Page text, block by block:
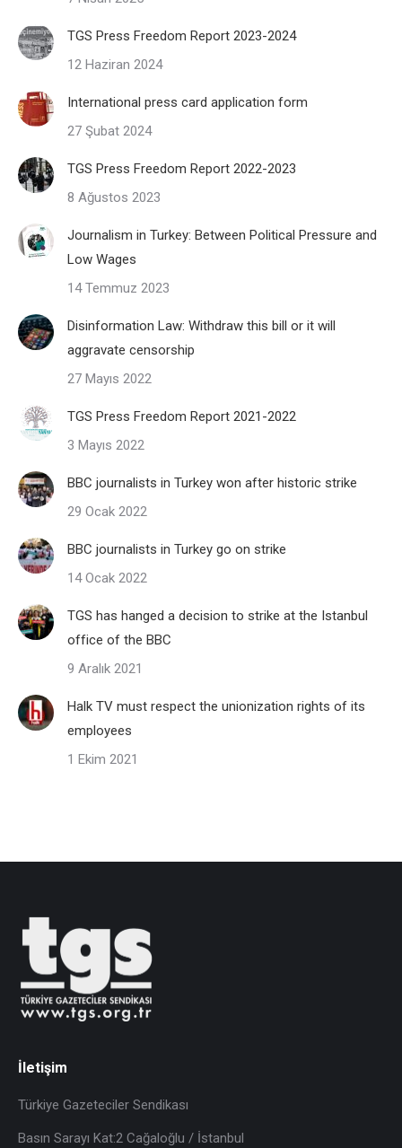
TGS Press Freedom Report 2023-2024
12 Haziran 2024
International press card application form
27 Şubat 2024
TGS Press Freedom Report 2022-2023
8 Ağustos 2023
Journalism in Turkey: Between Political Pressure and
Low Wages
14 Temmuz 2023
Disinformation Law: Withdraw this bill or it will
aggravate censorship
27 Mayıs 2022
TGS Press Freedom Report 2021-2022
3 Mayıs 2022
BBC journalists in Turkey won after historic strike
29 Ocak 2022
BBC journalists in Turkey go on strike
14 Ocak 2022
TGS has hanged a decision to strike at the Istanbul
office of the BBC
9 Aralık 2021
Halk TV must respect the unionization rights of its
employees
1 Ekim 2021
İletişim
Türkiye Gazeteciler Sendikası
Basın Sarayı Kat:2 Cağaloğlu / İstanbul